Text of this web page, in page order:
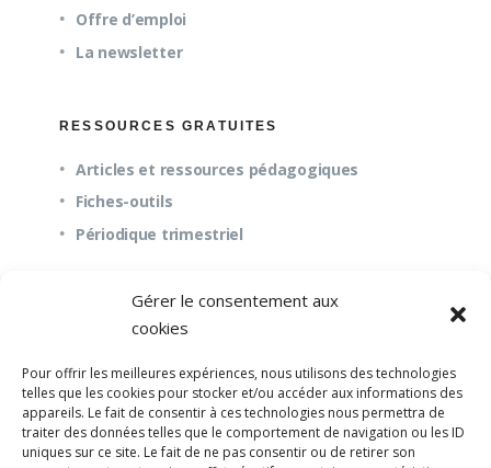
Gérer le consentement aux
cookies
Pour offrir les meilleures expériences, nous utilisons des technologies
telles que les cookies pour stocker et/ou accéder aux informations des
appareils. Le fait de consentir à ces technologies nous permettra de
traiter des données telles que le comportement de navigation ou les ID
uniques sur ce site. Le fait de ne pas consentir ou de retirer son
Offre d’emploi
La newsletter
RESSOURCES GRATUITES
Articles et ressources pédagogiques
Fiches-outils
Périodique trimestriel
QUESTIONS FRÉQUENTES
Questions fréquentes (FAQ)
Mission et pédagogie